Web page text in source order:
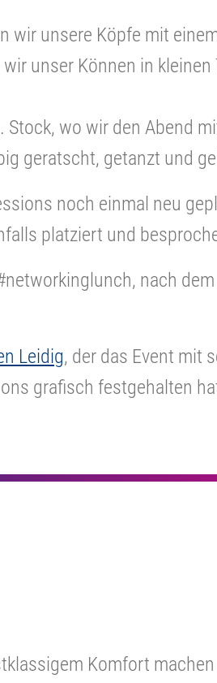
wir unsere Köpfe mit
unser Können in
wo wir den Abend
geratscht, getanzt und
noch einmal neu
platziert und
nach
Leidig, der das Event mit
grafisch festgehalten
Komfort